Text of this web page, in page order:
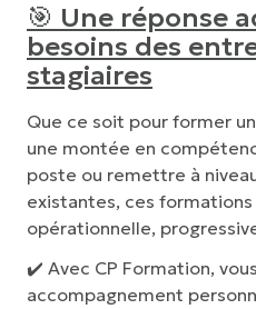
🎯 Une réponse
besoins des
stagiaires
Que ce soit pour former
une montée en
poste ou remettre à
existantes, ces
opérationnelle,
✔️ Avec CP Formation,
accompagnement